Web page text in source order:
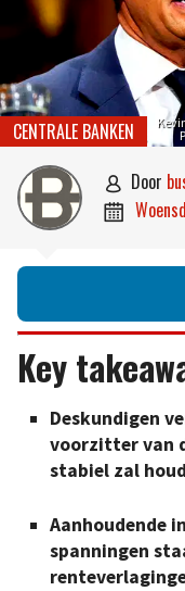
CENTRALE BANKEN
 door

Key
Deskundigen
voorzitter van
stabiel zal
Aanhoudende
spanningen